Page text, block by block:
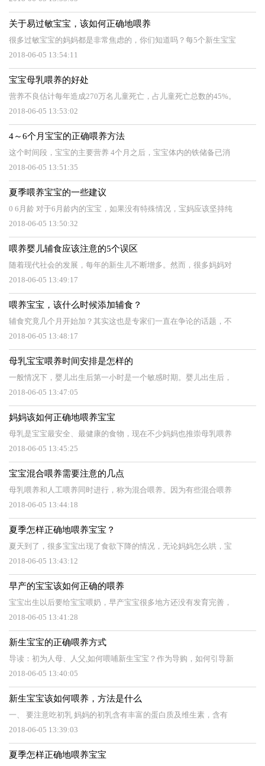
关于易过敏宝宝，该如何正确地喂养
很多过敏宝宝的妈妈都是非常焦虑的，你们知道吗？每5个新生宝宝
2018-06-05 13:54:11
宝宝母乳喂养的好处
营养不良估计每年造成270万名儿童死亡，占儿童死亡总数的45%。
2018-06-05 13:53:02
4～6个月宝宝的正确喂养方法
这个时间段，宝宝的主要营养 4个月之后，宝宝体内的铁储备已消
2018-06-05 13:51:35
夏季喂养宝宝的一些建议
0 6月龄 对于6月龄内的宝宝，如果没有特殊情况，宝妈应该坚持纯
2018-06-05 13:50:32
喂养婴儿辅食应该注意的5个误区
随着现代社会的发展，每年的新生儿不断增多。然而，很多妈妈对
2018-06-05 13:49:17
喂养宝宝，该什么时候添加辅食？
辅食究竟几个月开始加？其实这也是专家们一直在争论的话题，不
2018-06-05 13:48:17
母乳宝宝喂养时间安排是怎样的
一般情况下，婴儿出生后第一小时是一个敏感时期。婴儿出生后，
2018-06-05 13:47:05
妈妈该如何正确地喂养宝宝
母乳是宝宝最安全、最健康的食物，现在不少妈妈也推崇母乳喂养
2018-06-05 13:45:25
宝宝混合喂养需要注意的几点
母乳喂养和人工喂养同时进行，称为混合喂养。因为有些混合喂养
2018-06-05 13:44:18
夏季怎样正确地喂养宝宝？
夏天到了，很多宝宝出现了食欲下降的情况，无论妈妈怎么哄，宝
2018-06-05 13:43:12
早产的宝宝该如何正确的喂养
宝宝出生以后要给宝宝喂奶，早产宝宝很多地方还没有发育完善，
2018-06-05 13:41:28
新生宝宝的正确喂养方式
导读：初为人母、人父,如何喂哺新生宝宝？作为导购，如何引导新
2018-06-05 13:40:05
新生宝宝该如何喂养，方法是什么
一、 要注意吃初乳 妈妈的初乳含有丰富的蛋白质及维生素，含有
2018-06-05 13:39:03
夏季怎样正确地喂养宝宝